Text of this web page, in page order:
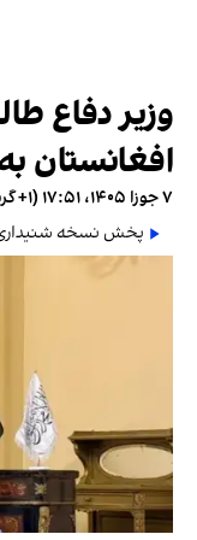
وزیر دفاع
افغانستان
۷ جوزا ۱۴۰۵، ۱۷:۵۱ (‎+۱ گرینویچ)
پخش نسخه